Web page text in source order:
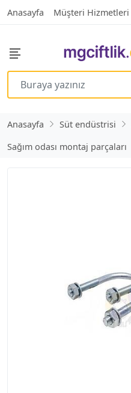
Anasayfa Müşteri Hizmetleri
Anasayfa Süt endüstrisi
Sağım odası montaj parçaları